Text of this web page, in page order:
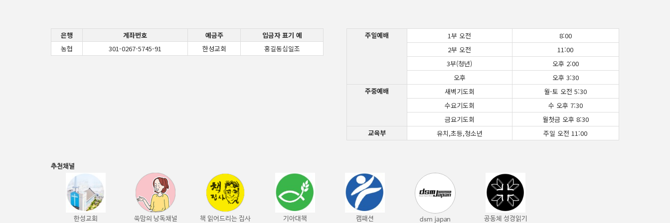
은행 계좌번호 예금주
입금자 표기 예
농협
301-0267-5745-91 한성교회 홍길동십일조
주일예배 1부 오전
8:00
2부 오전
11:00
3부(청년)
오후 2:00
오후
오후 3:30
주중예배
새벽기도회
월-토 오전 5:30
수요기도회
수 오후 7:30
금요기도회
월첫금 오후 8:30
교육부
유치,초등,청소년 주일 오전 11:00
추천채널
한성교회 쑥맘의 낭독채널 책 읽어드리는 집사 기아대책 캠패션 dsm japan 공동체 성경읽기